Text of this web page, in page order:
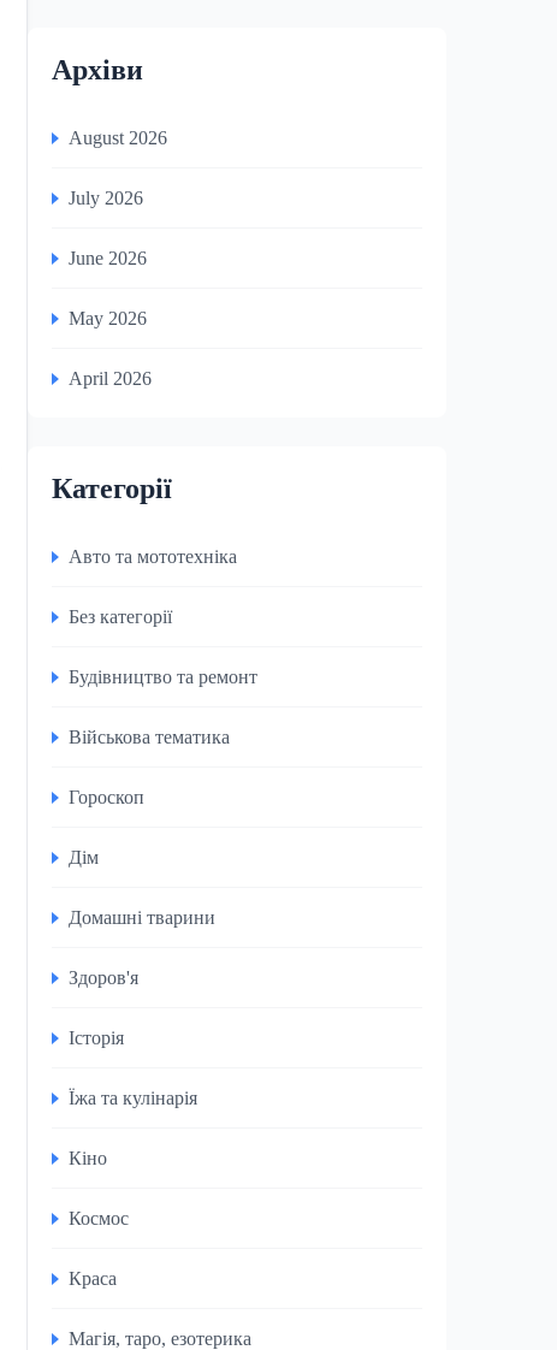
Архіви
August 2026
July 2026
June 2026
May 2026
April 2026
Категорії
Авто та мототехніка
Без категорії
Будівництво та ремонт
Військова тематика
Гороскоп
Дім
Домашні тварини
Здоров'я
Історія
Їжа та кулінарія
Кіно
Космос
Краса
Магія, таро, езотерика